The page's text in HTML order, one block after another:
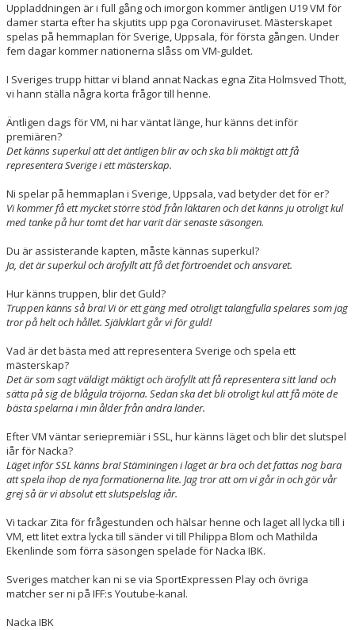
Uppladdningen är i full gång och imorgon kommer äntligen U19 VM för
damer starta efter ha skjutits upp pga Coronaviruset. Mästerskapet
spelas på hemmaplan för Sverige, Uppsala, för första gången. Under
fem dagar kommer nationerna slåss om VM-guldet.
I Sveriges trupp hittar vi bland annat Nackas egna Zita Holmsved Thott,
vi hann ställa några korta frågor till henne.
Äntligen dags för VM, ni har väntat länge, hur känns det inför
premiären?
Det känns superkul att det äntligen blir av och ska bli mäktigt att få
representera Sverige i ett mästerskap.
Ni spelar på hemmaplan i Sverige, Uppsala, vad betyder det för er?
Vi kommer få ett mycket större stöd från läktaren och det känns ju otroligt kul
med tanke på hur tomt det har varit där senaste säsongen.
Du är assisterande kapten, måste kännas superkul?
Ja, det är superkul och ärofyllt att få det förtroendet och ansvaret.
Hur känns truppen, blir det Guld?
Truppen känns så bra! Vi ör ett gäng med otroligt talangfulla spelares som jag
tror på helt och hållet. Självklart går vi för guld!
Vad är det bästa med att representera Sverige och spela ett
mästerskap?
Det är som sagt väldigt mäktigt och ärofyllt att få representera sitt land och
sätta på sig de blågula tröjorna. Sedan ska det bli otroligt kul att få möte de
bästa spelarna i min ålder från andra länder.
Efter VM väntar seriepremiär i SSL, hur känns läget och blir det slutspel
iår för Nacka?
Läget inför SSL känns bra! Stäminingen i laget är bra och det fattas nog bara
att spela ihop de nya formationerna lite. Jag tror att om vi går in och gör vår
grej så är vi absolut ett slutspelslag iår.
Vi tackar Zita för frågestunden och hälsar henne och laget all lycka till i
VM, ett litet extra lycka till sänder vi till Philippa Blom och Mathilda
Ekenlinde som förra säsongen spelade för Nacka IBK.
Sveriges matcher kan ni se via SportExpressen Play och övriga
matcher ser ni på IFF:s Youtube-kanal.
Nacka IBK